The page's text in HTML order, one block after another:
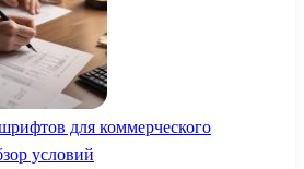
для коммерческого
условий